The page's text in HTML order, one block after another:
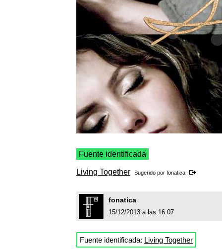
Fuente identificada
Living Together Sugerido por fonatica
fonatica
15/12/2013 a las 16:07
Fuente identificada: Living Together